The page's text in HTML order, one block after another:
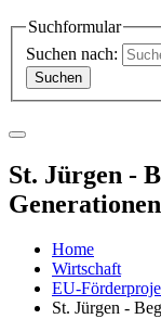
Suchformular
Suchen nach:
St. Jürgen -
Generationen
Home
Wirtschaft
EU-
St. Jürgen -